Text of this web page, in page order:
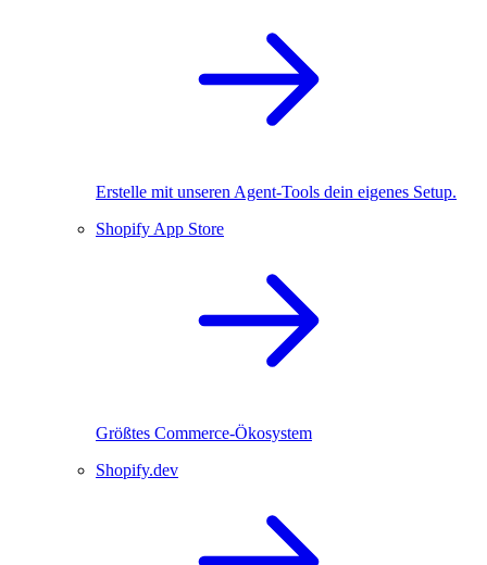
Erstelle mit unseren Agent-Tools dein eigenes Setup.
Shopify App Store
Größtes Commerce-Ökosystem
Shopify.dev